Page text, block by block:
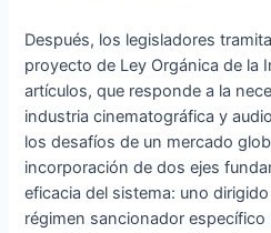
Después, los legisladores
proyecto de Ley Orgánica de la
artículos, que responde a la
industria cinematográfica y
los desafíos de un mercado
incorporación de dos ejes
eficacia del sistema: uno
régimen sancionador específico